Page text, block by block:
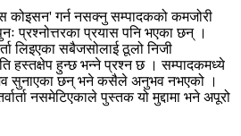
कोइसन' गर्न नसक्नु सम्पादकको कमजोरी
प्रश्नोत्तरका प्रयास पनि भएका छन् ।
लिइएका सबैजसोलाई ठूलो निजी
हस्तक्षेप हुन्छ भन्ने प्रश्न छ । सम्पादकमध्ये
सुनाएका छन् भने कसैले अनुभव नभएको ।
नसमेटिएकाले पुस्तक यो मुद्दामा भने अपूरो